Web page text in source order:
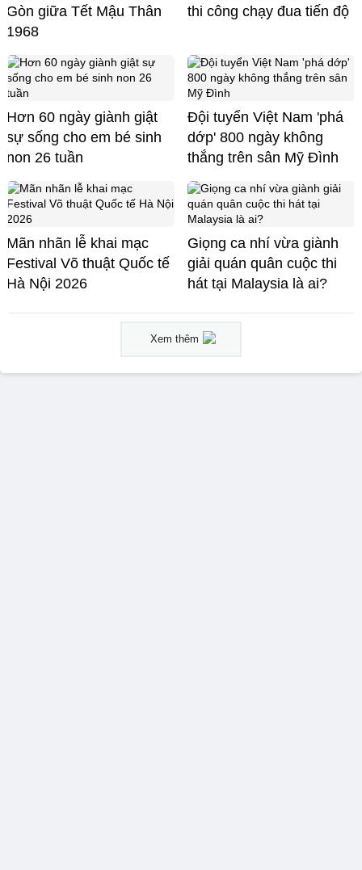
Gòn giữa Tết Mậu Thân
1968
thi công chạy đua tiến độ
Hơn 60 ngày giành giật
sự sống cho em bé sinh
non 26 tuần
Đội tuyển Việt Nam 'phá
dớp' 800 ngày không
thắng trên sân Mỹ Đình
Mãn nhãn lễ khai mạc
Festival Võ thuật Quốc tế
Hà Nội 2026
Giọng ca nhí vừa giành
giải quán quân cuộc thi
hát tại Malaysia là ai?
Xem thêm